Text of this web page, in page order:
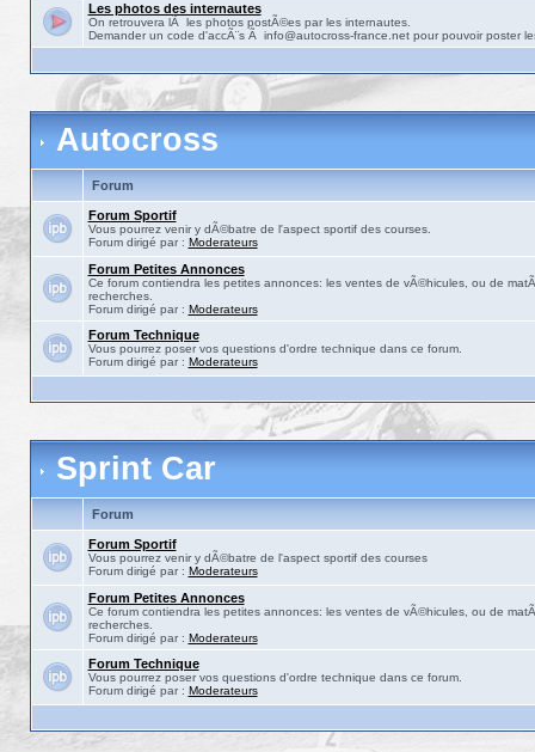
Les photos des internautes
On retrouvera lÃ les photos postÃ©es par les internautes.
Demander un code d'accÃ¨s Ã info@autocross-france.net pour pouvoir poster
Autocross
Forum
Forum Sportif
Vous pourrez venir y dÃ©batre de l'aspect sportif des courses.
Forum dirigé par : Moderateurs
Forum Petites Annonces
Ce forum contiendra les petites annonces: les ventes de vÃ©hicules, ou de
recherches.
Forum dirigé par : Moderateurs
Forum Technique
Vous pourrez poser vos questions d'ordre technique dans ce forum.
Forum dirigé par : Moderateurs
Sprint Car
Forum
Forum Sportif
Vous pourrez venir y dÃ©batre de l'aspect sportif des courses
Forum dirigé par : Moderateurs
Forum Petites Annonces
Ce forum contiendra les petites annonces: les ventes de vÃ©hicules, ou de
recherches.
Forum dirigé par : Moderateurs
Forum Technique
Vous pourrez poser vos questions d'ordre technique dans ce forum.
Forum dirigé par : Moderateurs